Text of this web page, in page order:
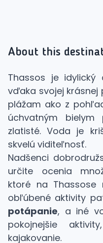
About this
Thassos je
vďaka svojej
plážam ako z
úchvatným
zlatisté. Voda je
skvelú viditeľnosť.
Nadšenci
určite ocenia
ktoré na Thassose
obľúbené aktivity
potápanie, a iné
pokojnejšie
kajakovanie.